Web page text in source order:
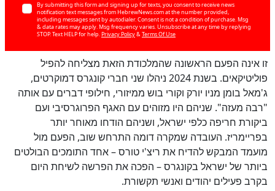
By submitting this form and signing up for texts, you consent to receive news
notification text messages from HebrewNews.com at the number provided,
including messages sent by autodialer. Consent is not a condition of purchase. Msg
& data rates may apply. Msg frequency varies. Unsubscribe at any time by replying
STOP. Text HELP for help.Privacy Policy&Terms Of Use
זו אינה הפעם הראשונה שהמלכודת הזאת מצליחה להפיל
פוליטיקאים. בשנת 2024 ניהלו שני חברי קונגרס דמוקרטים,
ג'מאל בומן מניו יורק וקורי בוש ממיזורי, חילופי דברים עם אותה
"רבה מעזה". שניהם היו מזוהים עם האגף הפרוגרסיבי ועם
ביקורת חריפה כלפי ישראל, ושניהם הודחו מאוחר יותר
בפריימריז. העובדה שמקרה דומה התרחש שוב, הפעם מול
מועמד המבקש להדיח את ריצ'י טורס – אחד התומכים הבולטים
ביותר של ישראל בקונגרס – הפכה את הפרשה לשיחת היום
בקרב פעילים יהודים ואנשי תקשורת.